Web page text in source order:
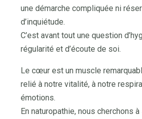
une démarche compliquée ni
d’inquiétude.
C’est avant tout une question
régularité et d’écoute de soi.
Le cœur est un muscle
relié à notre vitalité, à notre
émotions.
En naturopathie, nous cherchons